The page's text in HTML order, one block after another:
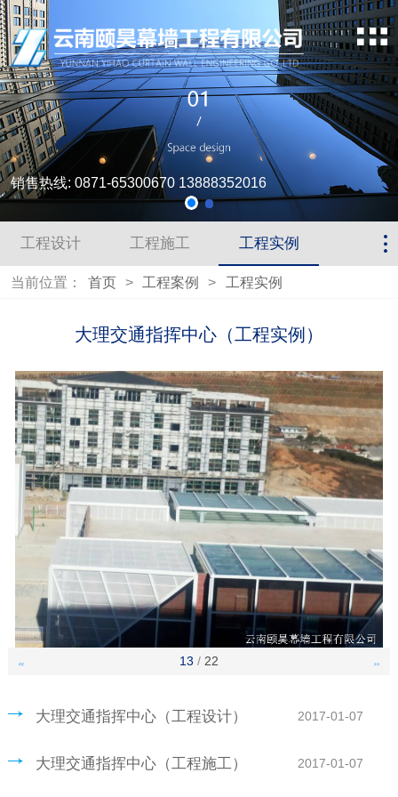
销售热线: 0871-65300670 13888352016
工程设计 工程施工 工程实例
当前位置： 首页 > 工程案例 > 工程实例
大理交通指挥中心（工程实例）
13 / 22
<< >>
大理交通指挥中心（工程设计） 2017-01-07
大理交通指挥中心（工程施工） 2017-01-07